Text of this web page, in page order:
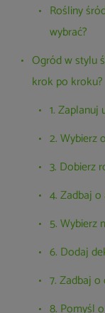
Rośliny
wybrać?
Ogród w stylu
krok po kroku?
1. Zaplanuj
2. Wybierz
3. Dobierz
4. Zadbaj
5. Wybierz
6. Dodaj
7. Zadbaj